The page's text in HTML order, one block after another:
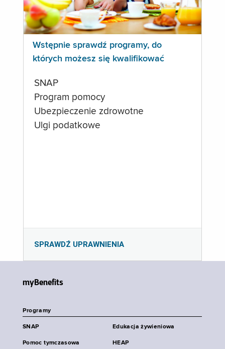
Wstępnie sprawdź programy, do
których możesz się kwalifikować
SNAP
Program pomocy
Ubezpieczenie zdrowotne
Ulgi podatkowe
SPRAWDŹ UPRAWNIENIA
myBenefits
Programy
SNAP Edukacja żywieniowa
Pomoc tymczasowa HEAP